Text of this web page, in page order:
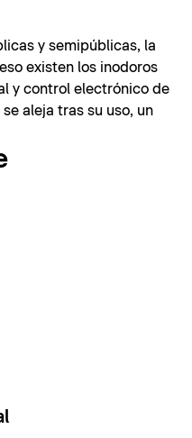
y semipúblicas, la
existen los inodoros
y control electrónico de
aleja tras su uso, un